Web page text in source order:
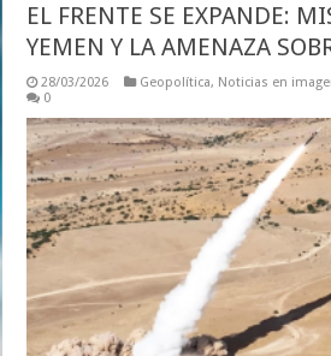
EL FRENTE SE EXPANDE:
YEMEN Y LA AMENAZA
28/03/2026 Geopolítica, Noticias en
0